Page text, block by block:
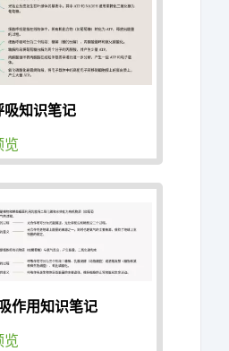
知识笔记
览
作用知识笔记
览